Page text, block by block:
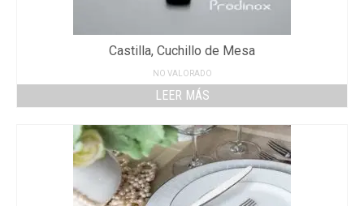
Castilla, Cuchillo de Mesa
NO VALORADO
LEER MÁS